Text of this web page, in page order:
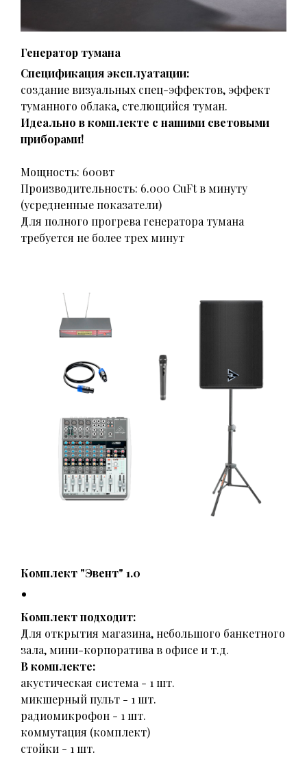
Генератор тумана
Спецификация эксплуатации:
создание визуальных спец-эффектов, эффект
туманного облака, стелющийся туман.
Идеально в комплекте с нашими световыми
приборами!
Мощность: 600вт
Производительность: 6.000 CuFt в минуту
(усредненные показатели)
Для полного прогрева генератора тумана
требуется не более трех минут
Комплект "Эвент" 1.0
Комплект подходит:
Для открытия магазина, небольшого банкетного
зала, мини-корпоратива в офисе и т.д.
В комплекте:
акустическая система - 1 шт.
микшерный пульт - 1 шт.
радиомикрофон - 1 шт.
коммутация (комплект)
стойки - 1 шт.